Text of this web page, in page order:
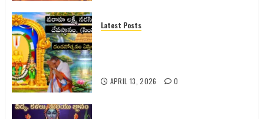
Latest Posts
APRIL 13, 2026 0